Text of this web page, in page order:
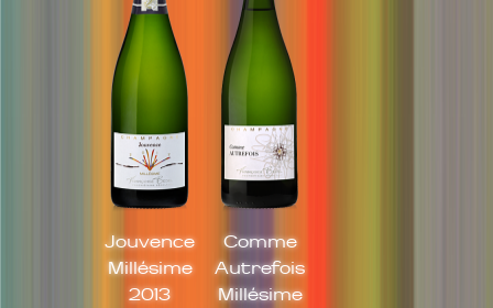
Jouvence
Millésime
2013
Comme
Autrefois
Millésime